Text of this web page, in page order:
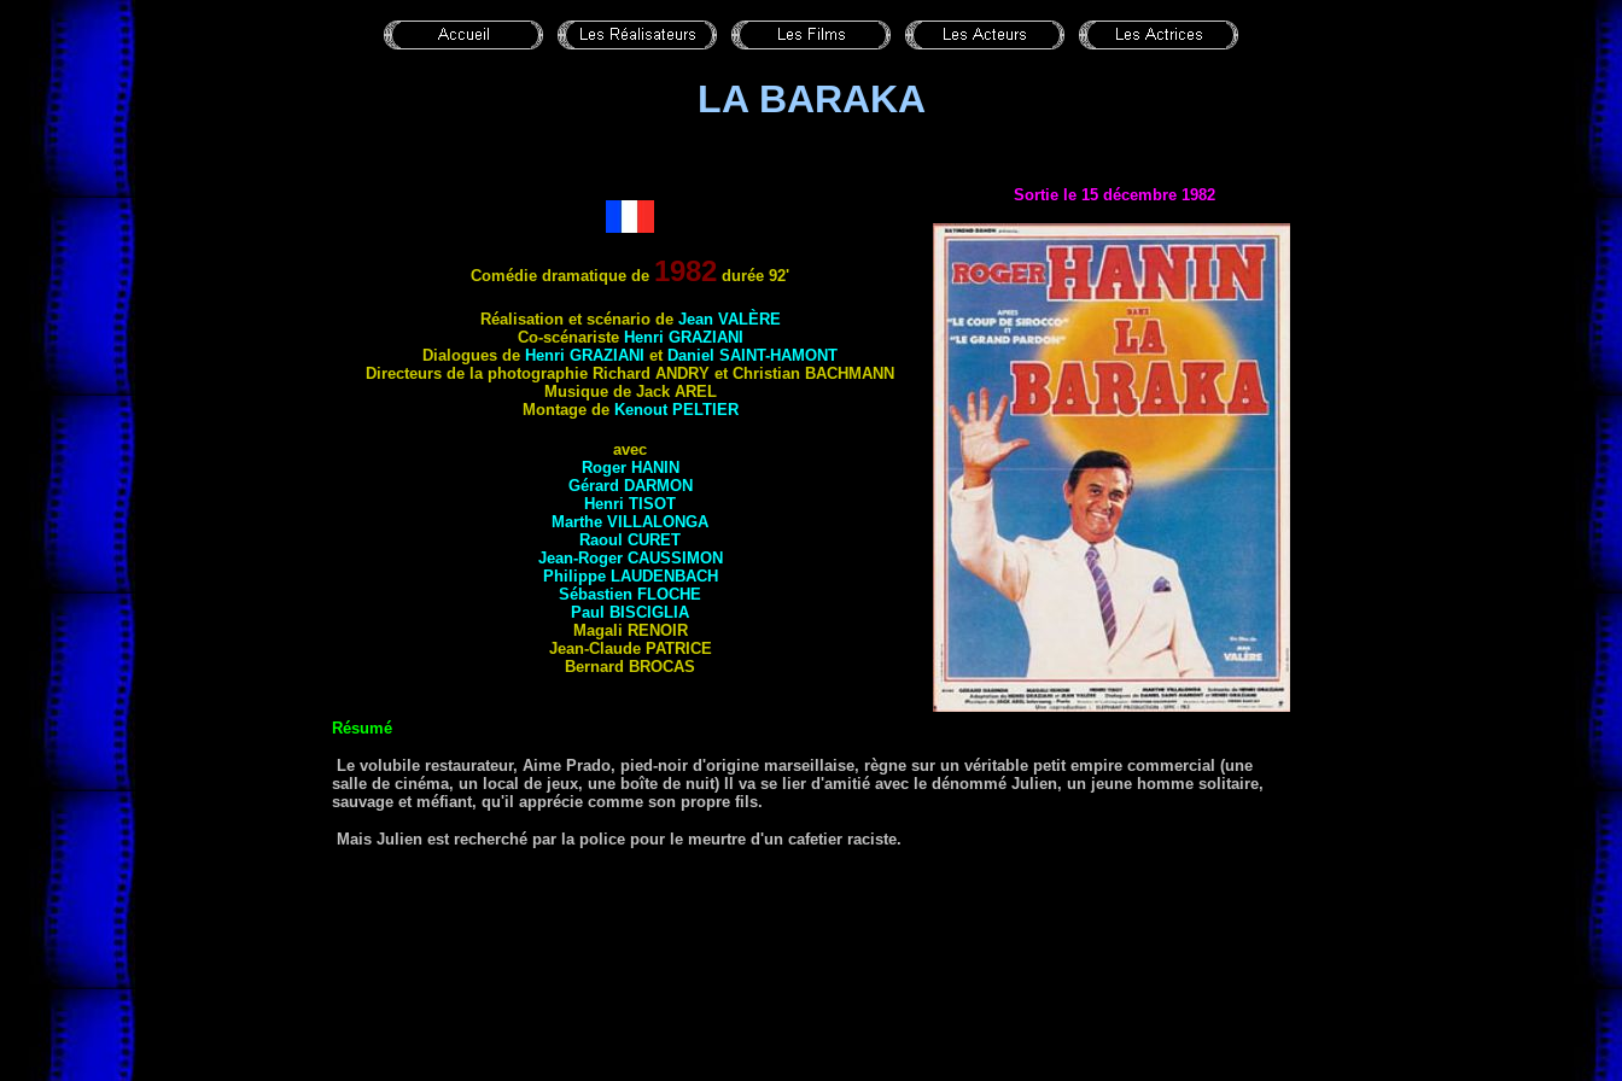
LA BARAKA
Comédie dramatique de 1982 durée 92'
Réalisation et scénario de Jean VALÈRE
Co-scénariste Henri GRAZIANI
Dialogues de Henri GRAZIANI et Daniel SAINT-HAMONT
Directeurs de la photographie Richard ANDRY et Christian BACHMANN
Musique de Jack AREL
Montage de Kenout PELTIER
avec
Roger HANIN
Gérard DARMON
Henri TISOT
Marthe VILLALONGA
Raoul CURET
Jean-Roger CAUSSIMON
PhilippeLAUDENBACH
Sébastien FLOCHE
Paul
BISCIGLIA
Magali RENOIR
Jean-Claude PATRICE
Bernard BROCAS
Sortie le 15 décembre 1982
Résumé
Le volubile restaurateur, Aime Prado, pied-noir d'origine marseillaise, règne sur un véritable petit empire commercial (une
salle de cinéma, un local de jeux, une boîte de nuit) Il va se lier d'amitié avec le dénommé Julien, un jeune homme solitaire,
sauvage et méfiant, qu'il apprécie comme son propre fils.
Mais Julien est recherché par la police pour le meurtre d'un cafetier raciste.